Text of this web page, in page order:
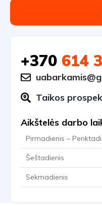
+370 614
Taikos
Aikštelės darbo
Pirmadienis –
Šeštadienis
Sekmadienis